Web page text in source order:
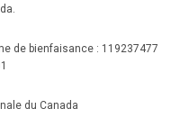
de bienfaisance : 119237477
du Canada